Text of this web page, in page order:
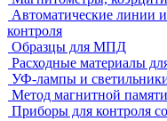
Датчики для
Дефектоскопы
Контроль проникающими
Образцы для ЦД
Пенетрант, проявитель,
Ультрафиолетовые
Принадлежности для